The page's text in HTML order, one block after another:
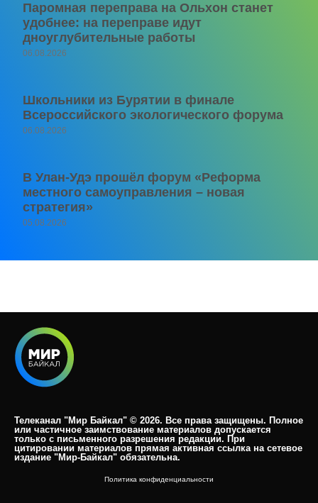
Паромная переправа на Ольхон станет
удобнее: на переправе идут
дноуглубительные работы
06.08.2026
Школьники из Бурятии в финале
Всероссийского экологического форума
06.08.2026
В Улан-Удэ прошёл форум «Реформа
местного самоуправления – новая
стратегия»
05.08.2026
Телеканал "Мир Байкал" © 2026. Все права защищены. Полное
или частичное заимствование материалов допускается
только с письменного разрешения редакции. При
цитировании материалов прямая активная ссылка на сетевое
издание "Мир-Байкал" обязательна.​
Политика конфиденциальности